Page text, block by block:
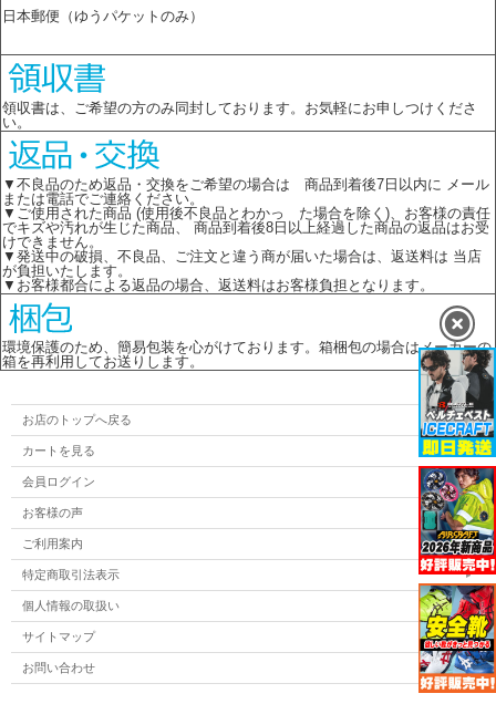
日本郵便（ゆうパケットのみ）
領収書は、ご希望の方のみ同封しております。お気軽にお申しつけくださ
い。
▼不良品のため返品・交換をご希望の場合は 商品到着後7日以内に メール
または電話でご連絡ください。
▼ご使用された商品 (使用後不良品とわかっ た場合を除く)、お客様の責任
でキズや汚れが生じた商品、 商品到着後8日以上経過した商品の返品はお受
けできません。
▼発送中の破損、不良品、ご注文と違う商が届いた場合は、返送料は 当店
が負担いたします。
▼お客様都合による返品の場合、返送料はお客様負担となります。
環境保護のため、簡易包装を心がけております。箱梱包の場合はメーカーの
箱を再利用してお送りします。
お店のトップへ戻る
カートを見る
会員ログイン
お客様の声
ご利用案内
特定商取引法表示
個人情報の取扱い
サイトマップ
お問い合わせ